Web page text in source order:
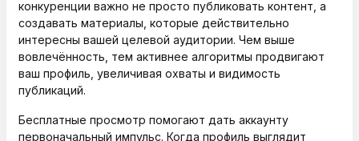
конкуренции важно не просто публиковать контент, а
создавать материалы, которые действительно
интересны вашей целевой аудитории. Чем выше
вовлечённость, тем активнее алгоритмы продвигают
ваш профиль, увеличивая охваты и видимость
публикаций.
Бесплатные просмотр помогают дать аккаунту
первоначальный импульс. Когда профиль выглядит